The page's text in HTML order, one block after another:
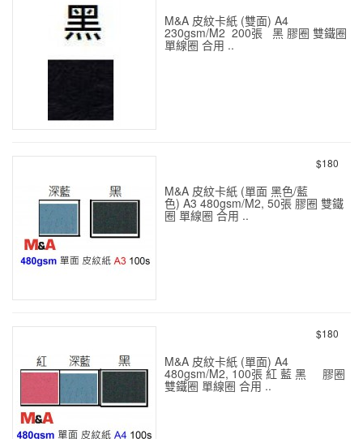
M&A 皮紋卡紙 (雙面) A4
230gsm/M2 200張 黑 膠圈 雙鐵圈
單線圈 合用 ..
$180
M&A 皮紋卡紙 (單面 黑色/藍
色) A3 480gsm/M2, 50張 膠圈 雙鐵
圈 單線圈 合用 ..
$180
M&A 皮紋卡紙 (單面) A4
480gsm/M2, 100張 紅 藍 黑 膠圈
雙鐵圈 單線圈 合用 ..